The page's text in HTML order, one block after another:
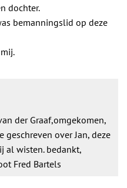
dochter.
bemanningslid op deze
der Graaf,omgekomen,
over Jan, deze
al wisten. bedankt,
Fred Bartels